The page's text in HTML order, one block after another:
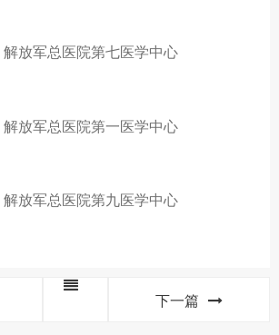
解放军总医院第七医学中心
解放军总医院第一医学中心
解放军总医院第九医学中心
下一篇